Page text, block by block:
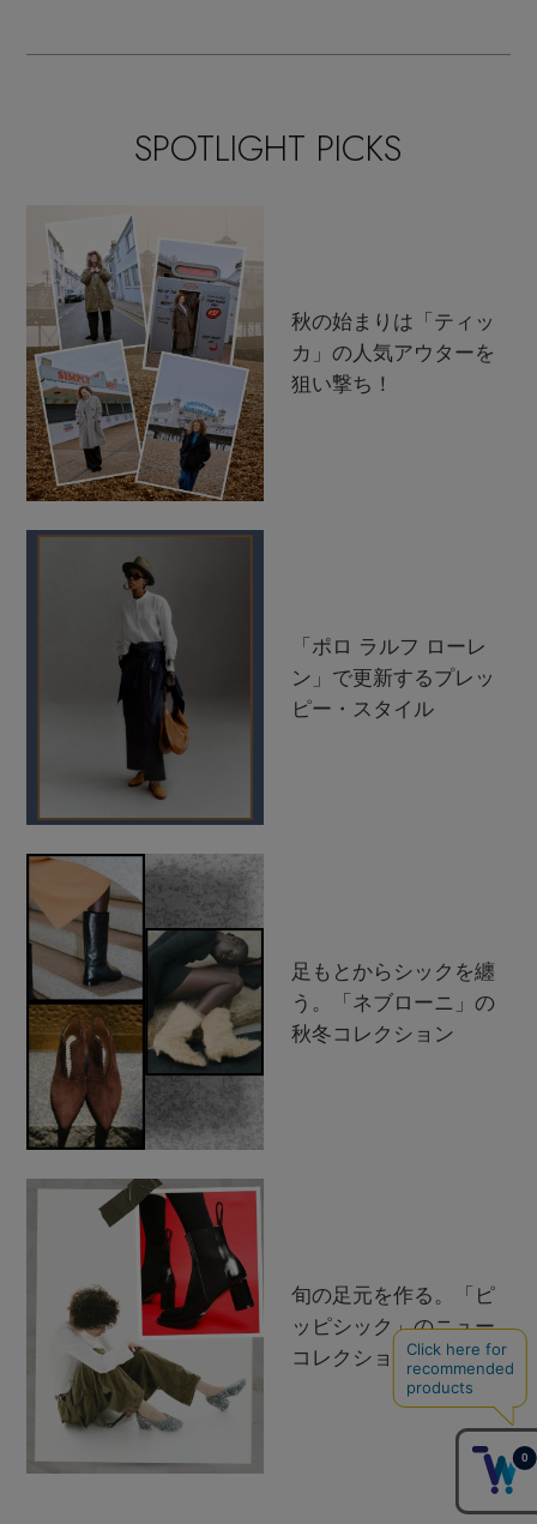
SPOTLIGHT PICKS
秋の始まりは「ティッ
カ」の人気アウターを
狙い撃ち！
「ポロ ラルフ ローレ
ン」で更新するプレッ
ピー・スタイル
足もとからシックを纏
う。「ネブローニ」の
秋冬コレクション
旬の足元を作る。「ピ
ッピシック」のニュー
コレクション